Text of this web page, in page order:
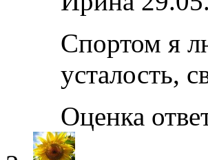
Спортом я
усталость,
Оценка